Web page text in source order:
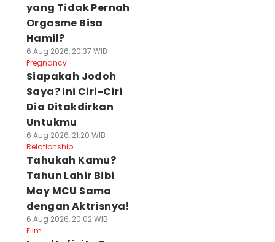
yang Tidak Pernah
Orgasme Bisa
Hamil?
6 Aug 2026, 20:37 WIB
Pregnancy
Siapakah Jodoh
Saya? Ini Ciri-Ciri
Dia Ditakdirkan
Untukmu
6 Aug 2026, 21:20 WIB
Relationship
Tahukah Kamu?
Tahun Lahir Bibi
May MCU Sama
dengan Aktrisnya!
6 Aug 2026, 20:02 WIB
Film